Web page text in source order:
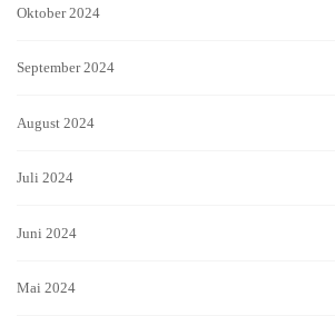
Oktober 2024
September 2024
August 2024
Juli 2024
Juni 2024
Mai 2024